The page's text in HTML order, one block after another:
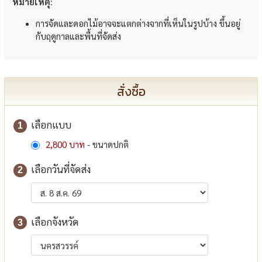
การจัดและดอกไม้อาจจะแตกต่างจากที่เห็นในรูปบ้าง ขึ้นอยู่
กับฤดูกาลและพื้นที่จัดส่ง
สั่งซื้อ
1 เลือกแบบ
2,800 บาท - ขนาดปกติ
2 เลือกวันที่จัดส่ง
3 เลือกจังหวัด